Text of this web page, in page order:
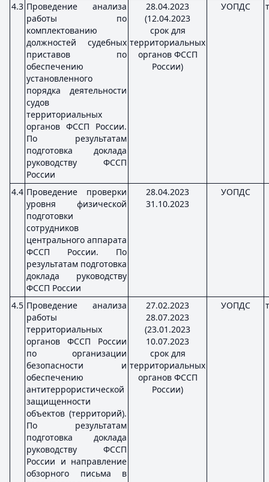
4.3 Проведение анализа
работы по
комплектованию
должностей судебных
приставов по
обеспечению
установленного
порядка деятельности
судов
территориальных
органов ФССП России.
По результатам
подготовка доклада
руководству ФССП
России
28.04.2023
(12.04.2023
срок для
территориальных
органов ФССП
России)
УОПДС
4.4 Проведение проверки
уровня физической
подготовки
сотрудников
центрального аппарата
ФССП России. По
результатам подготовка
доклада руководству
ФССП России
28.04.2023
31.10.2023
УОПДС
4.5 Проведение анализа
работы
территориальных
органов ФССП России
по организации
безопасности и
обеспечению
антитеррористической
защищенности
объектов (территорий).
По результатам
подготовка доклада
руководству ФССП
России и направление
обзорного письма в
27.02.2023
28.07.2023
(23.01.2023
10.07.2023
срок для
территориальных
органов ФССП
России)
УОПДС